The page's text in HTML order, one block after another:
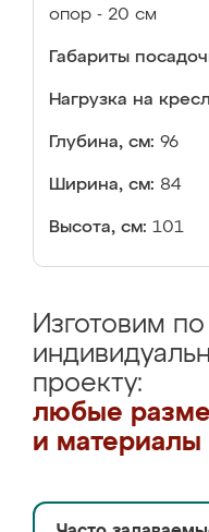
опор - 20 см
Габариты
Нагрузка на
Глубина, см: 96
Ширина, см: 84
Высота, см: 101
Изготовим по
проекту:
любые
и материалы